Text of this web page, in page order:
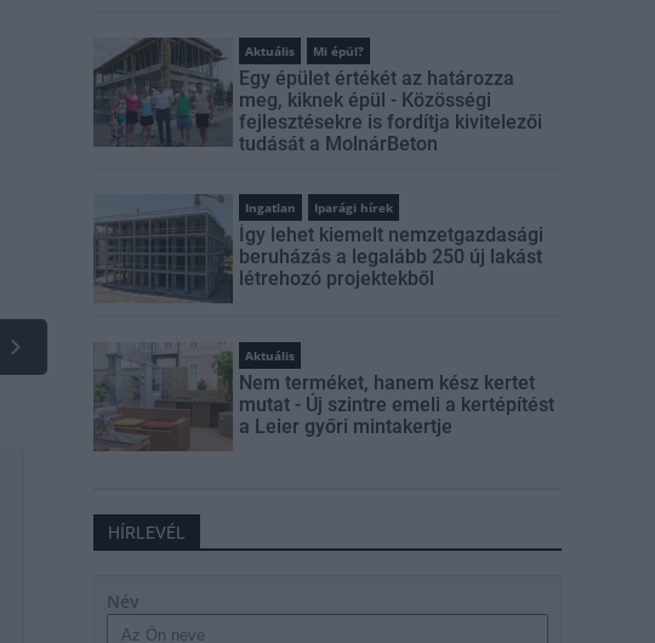
Aktuális Mi épül?
Egy épület értékét az határozza
meg, kiknek épül - Közösségi
fejlesztésekre is fordítja kivitelezői
tudását a MolnárBeton
Ingatlan Iparági hírek
Így lehet kiemelt nemzetgazdasági
beruházás a legalább 250 új lakást
létrehozó projektekből
Aktuális
Nem terméket, hanem kész kertet
mutat - Új szintre emeli a kertépítést
a Leier győri mintakertje
HÍRLEVÉL
Név